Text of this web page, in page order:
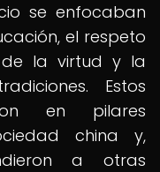
se enfocaban
el respeto
la virtud y la
Estos
en pilares
china y,
a otras